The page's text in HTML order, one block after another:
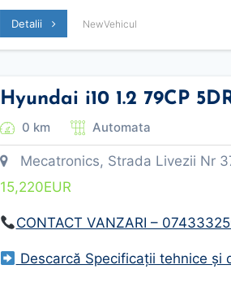
Detalii NewVehicul
Hyundai i10 1.2 79CP
0 km Automata
Mecatronics, Strada Livezii Nr
15,220EUR
CONTACT VANZARI –
Descarcă Specificații tehnice și